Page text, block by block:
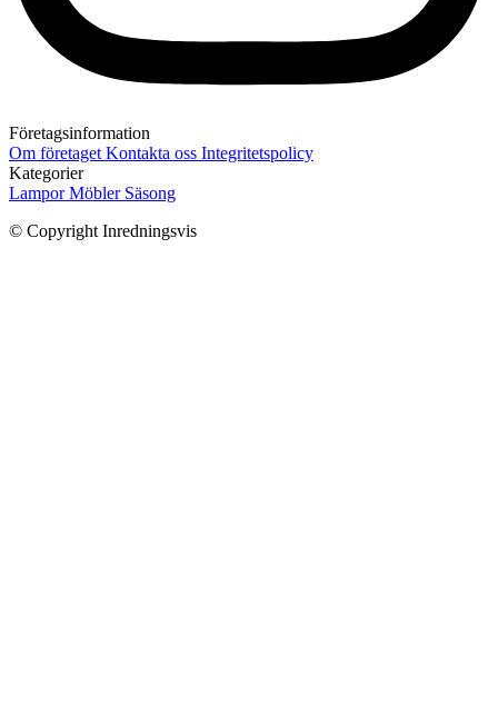
Företagsinformation
Om företaget Kontakta oss Integritetspolicy
Kategorier
LamporMöbler Säsong
© Copyright Inredningsvis